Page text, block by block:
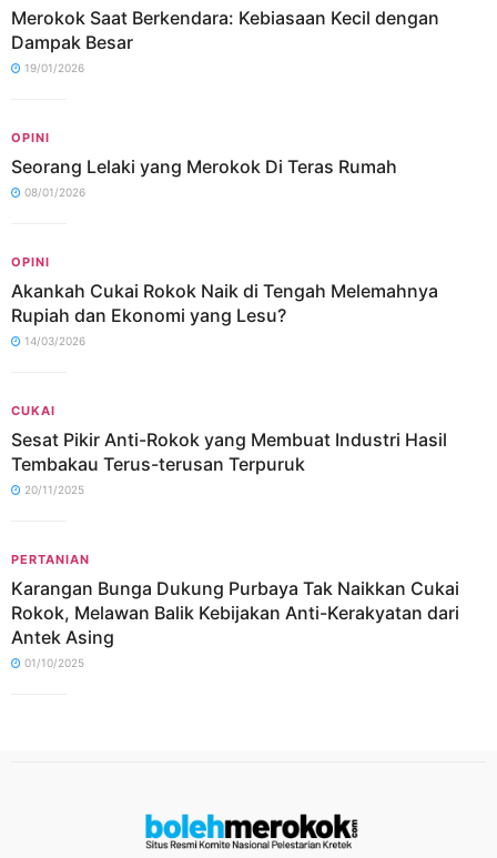
Merokok Saat Berkendara: Kebiasaan Kecil dengan
Dampak Besar
19/01/2026
OPINI
Seorang Lelaki yang Merokok Di Teras Rumah
08/01/2026
OPINI
Akankah Cukai Rokok Naik di Tengah Melemahnya
Rupiah dan Ekonomi yang Lesu?
14/03/2026
CUKAI
Sesat Pikir Anti-Rokok yang Membuat Industri Hasil
Tembakau Terus-terusan Terpuruk
20/11/2025
PERTANIAN
Karangan Bunga Dukung Purbaya Tak Naikkan Cukai
Rokok, Melawan Balik Kebijakan Anti-Kerakyatan dari
Antek Asing
01/10/2025